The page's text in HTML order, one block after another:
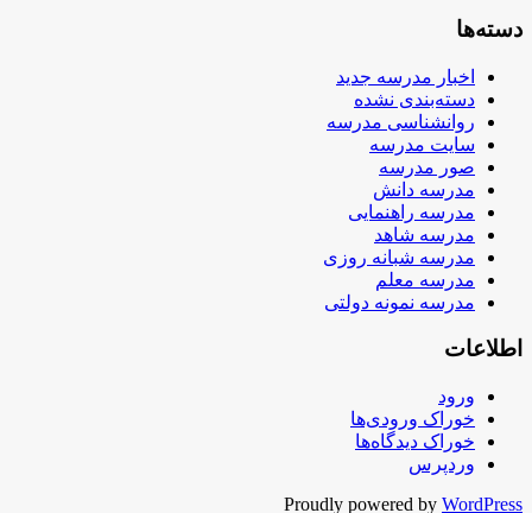
دسته‌ها
اخبار مدرسه جدید
دسته‌بندی نشده
روانشناسی مدرسه
سایت مدرسه
صور مدرسه
مدرسه دانش
مدرسه راهنمایی
مدرسه شاهد
مدرسه شبانه روزی
مدرسه معلم
مدرسه نمونه دولتی
اطلاعات
ورود
خوراک ورودی‌ها
خوراک دیدگاه‌ها
وردپرس
Proudly powered by WordPress